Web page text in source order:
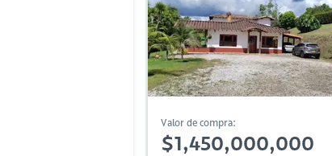
Valor de compra:
$1,450,000,000